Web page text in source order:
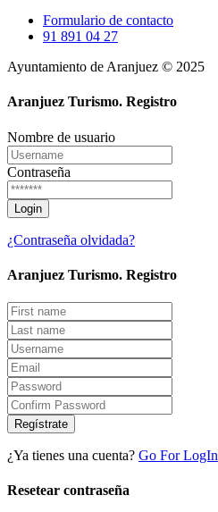
Formulario de contacto
91 891 04 27
Ayuntamiento de Aranjuez © 2025
Aranjuez Turismo. Registro
Nombre de usuario
Contraseña
¿Contraseña olvidada?
Aranjuez Turismo. Registro
Regístrate
¿Ya tienes una cuenta? Go For LogIn
Resetear contraseña